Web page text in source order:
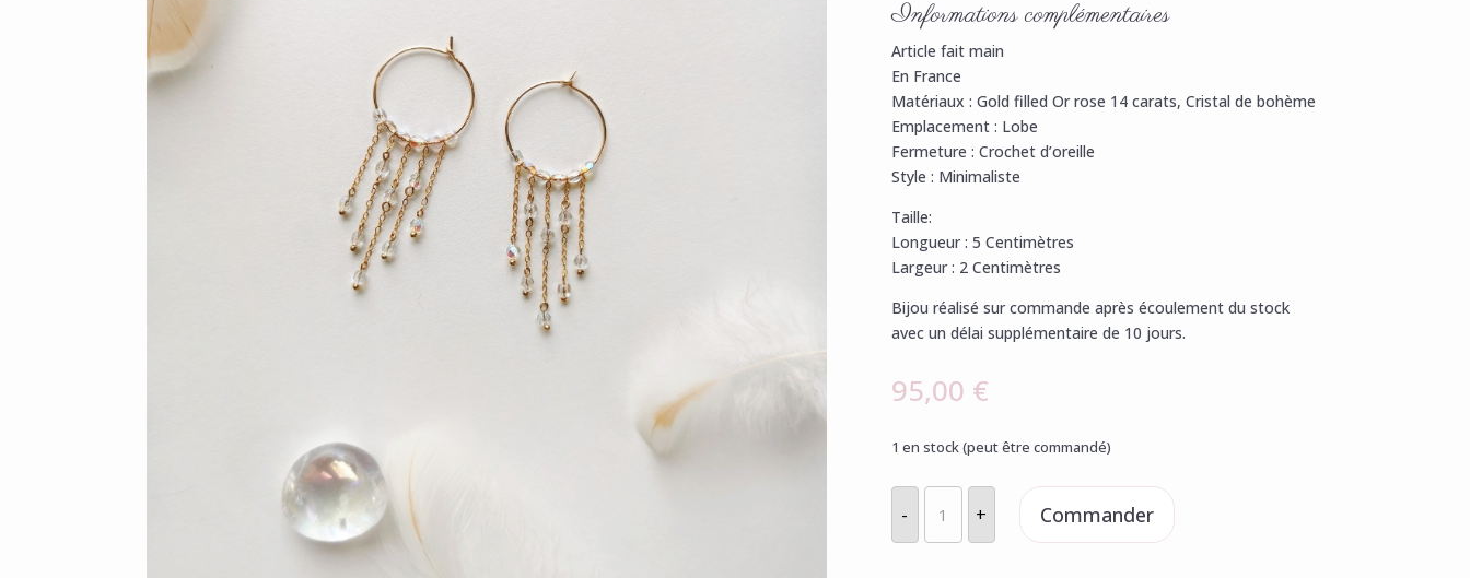
Informations complémentaires
Article fait main
En France
Matériaux : Gold filled Or rose 14 carats, Cristal de bohème
Emplacement : Lobe
Fermeture : Crochet d’oreille
Style : Minimaliste
Taille:
Longueur : 5 Centimètres
Largeur : 2 Centimètres
Bijou réalisé sur commande après écoulement du stock
avec un délai supplémentaire de 10 jours.
95,00 €
1 en stock (peut être commandé)
-
quantité
de
Créoles
or
+ Commander